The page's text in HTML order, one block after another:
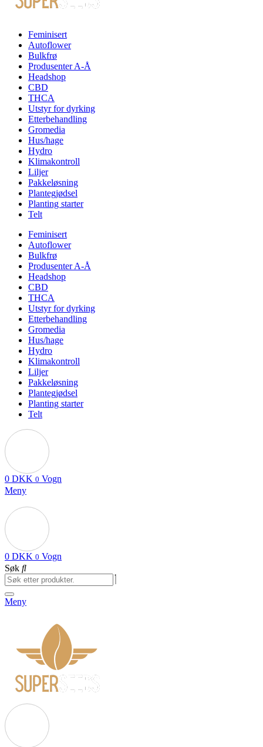
Feminisert
Autoflower
Bulkfrø
Produsenter A-Å
Headshop
CBD
THCA
Utstyr for dyrking
Etterbehandling
Gromedia
Hus/hage
Hydro
Klimakontroll
Liljer
Pakkeløsning
Plantegjødsel
Planting starter
Telt
Feminisert
Autoflower
Bulkfrø
Produsenter A-Å
Headshop
CBD
THCA
Utstyr for dyrking
Etterbehandling
Gromedia
Hus/hage
Hydro
Klimakontroll
Liljer
Pakkeløsning
Plantegjødsel
Planting starter
Telt
0 DKK 0 Vogn
Meny
0 DKK 0 Vogn
Søk
Meny